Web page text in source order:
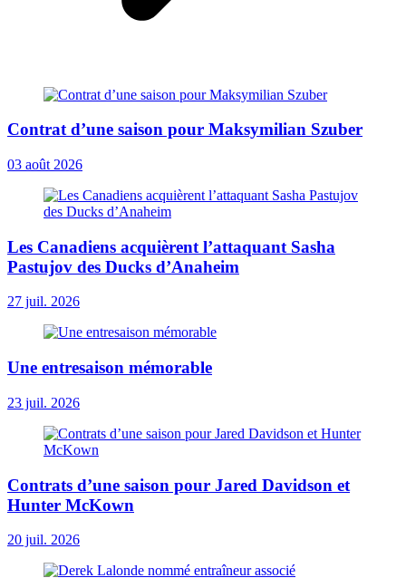
Contrat d’une saison pour Maksymilian Szuber
03 août 2026
Les Canadiens acquièrent l’attaquant Sasha
Pastujov des Ducks d’Anaheim
27 juil. 2026
Une entresaison mémorable
23 juil. 2026
Contrats d’une saison pour Jared Davidson et
Hunter McKown
20 juil. 2026